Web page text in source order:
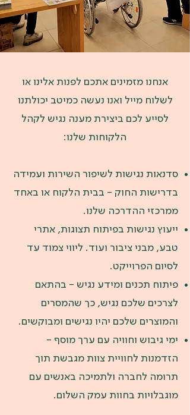
אנחנו מזמינים אתכם לפנות אלינו או
לשלוח מייל ואנו נעשה כמיטב יכולתנו
לסייע לכם ביצירת מענה נגיש לקהל
הלקוחות שלנו:
סדנאות נגישות לשיפור השירות ועמידה
בדרישות החוק - בבית הלקוח או באחד
ממרכזי ההדרכה שלנו.
ייעוץ נגישות בפיתוח תצוגות, אתרי
טבע, מבני ציבור ועוד. ליווי צמוד עד
לסיום הפרוייקט.
פיתוח תכנים ומידע נגיש - בהתאם
לצרכים שלכם נגיש, כך שהמסרים
והמוצרים שלכם יהיו נגישים ומבוקשים.
ימי גיבוש וחוויה עם ערך מוסף -
הזדמנות לחוויית צוות מגבשת תוך
תרומה לחברה ולתמיכה באנשים עם
מוגבלויות בחוות עמק השלום.